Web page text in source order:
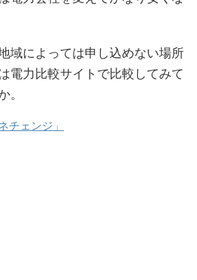
域によっては申し込めない場所
電力比較サイトで比較してみて
。
チェンジ」